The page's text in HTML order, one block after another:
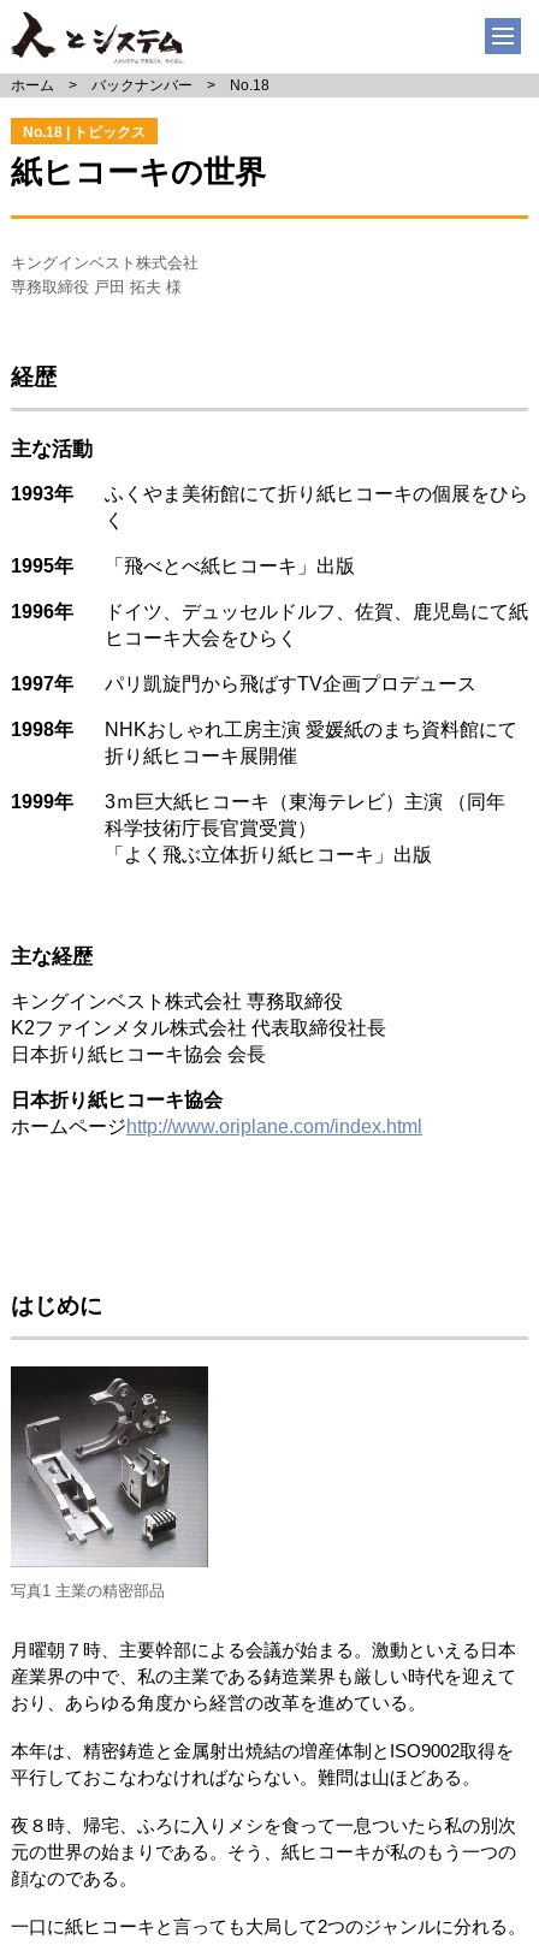
ホーム バックナンバー No.18
No.18 | トピックス
紙ヒコーキの世界
キングインベスト株式会社
専務取締役 戸田 拓夫 様
経歴
主な活動
1993年
ふくやま美術館にて折り紙ヒコーキの個展をひら
く
1995年 「飛べとべ紙ヒコーキ」出版
1996年
ドイツ、デュッセルドルフ、佐賀、鹿児島にて紙
ヒコーキ大会をひらく
1997年 パリ凱旋門から飛ばすTV企画プロデュース
1998年
NHKおしゃれ工房主演 愛媛紙のまち資料館にて
折り紙ヒコーキ展開催
1999年
3ｍ巨大紙ヒコーキ（東海テレビ）主演 （同年
科学技術庁長官賞受賞）
「よく飛ぶ立体折り紙ヒコーキ」出版
主な経歴
キングインベスト株式会社 専務取締役
K2ファインメタル株式会社 代表取締役社長
日本折り紙ヒコーキ協会 会長
日本折り紙ヒコーキ協会
ホームページhttp://www.oriplane.com/index.html
はじめに
写真1 主業の精密部品
月曜朝７時、主要幹部による会議が始まる。激動といえる日本
産業界の中で、私の主業である鋳造業界も厳しい時代を迎えて
おり、あらゆる角度から経営の改革を進めている。
本年は、精密鋳造と金属射出焼結の増産体制とISO9002取得を
平行しておこなわなければならない。難問は山ほどある。
夜８時、帰宅、ふろに入りメシを食って一息ついたら私の別次
元の世界の始まりである。そう、紙ヒコーキが私のもう一つの
顔なのである。
一口に紙ヒコーキと言っても大局して2つのジャンルに分れる。